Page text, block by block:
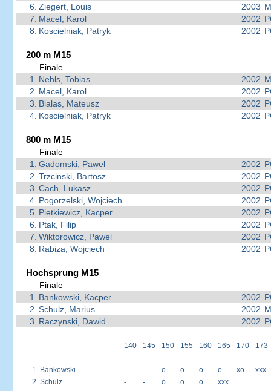
6. Ziegert, Louis 2003
7. Macel, Karol 2002
8. Koscielniak, Patryk 2002
200 m M15
Finale
1.
Nehls, Tobias 2002
2. Macel, Karol 2002
3. Bialas, Mateusz 2002
4. Koscielniak, Patryk 2002
800 m M15
Finale
1.
Gadomski, Pawel 2002
2. Trzcinski, Bartosz 2002
3. Cach, Lukasz 2002
4. Pogorzelski, Wojciech 2002
5. Pietkiewicz, Kacper 2002
6. Ptak, Filip 2002
7. Wiktorowicz, Pawel 2002
8. Rabiza, Wojciech 2002
Hochsprung M15
Finale
1.
Bankowski, Kacper 2002
2. Schulz, Marius 2002
3. Raczynski, Dawid 2002
140 145 150 155 160 165 170
173
-----
----- ----- ----- ----- ----- -----
-----
1. Bankowski - - o o o o xo
xxx
2. Schulz - - o o o
xxx